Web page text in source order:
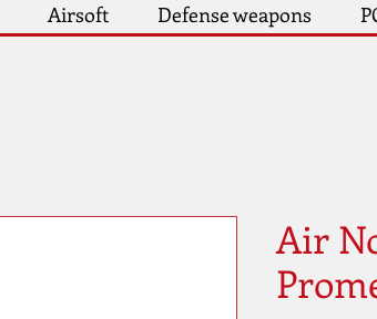
Airsoft Defense weapons
Air